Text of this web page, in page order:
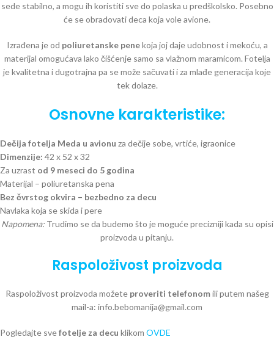
sede stabilno, a mogu ih koristiti sve do polaska u predškolsko. Posebno
će se obradovati deca koja vole avione.
Izrađena je od poliuretanske penekoja joj daje udobnost i mekoću, a
materijal omogućava lako čišćenje samo sa vlažnom maramicom. Fotelja
je kvalitetna i dugotrajna pa se može sačuvati i za mlađe generacija koje
tek dolaze.
Osnovne karakteristike:
Dečija fotelja Meda u avionu za dečije sobe, vrtiće, igraonice
Dimenzije: 42 x 52 x 32
Za uzrast od 9 meseci do 5 godina
Materijal – poliuretanska pena
Bez čvrstog okvira – bezbedno za decu
Navlaka koja se skida i pere
Napomena:Trudimo se da budemo što je moguće precizniji kada su opisi
proizvoda u pitanju.
Raspoloživost proizvoda
Raspoloživost proizvoda možete proveriti telefonomili putem našeg
mail-a: info.bebomanija@gmail.com
Pogledajte svefotelje za decu klikom OVDE